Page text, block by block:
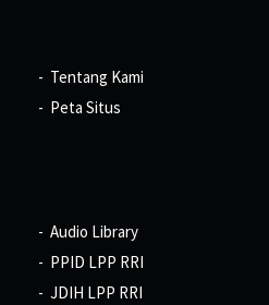
Tentang Kami
Peta Situs
Audio Library
PPID LPP RRI
JDIH LPP RRI